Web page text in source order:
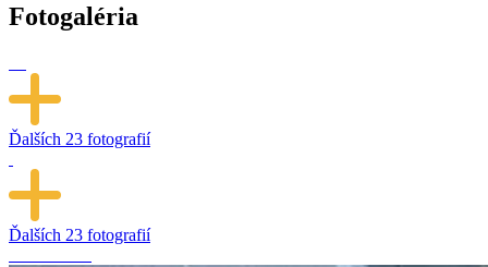
Fotogaléria
Ďalších 23 fotografií
Ďalších 23 fotografií